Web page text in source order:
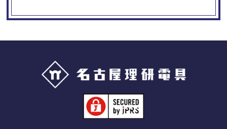
Googleアナリティクスの使用につい
当サイトでは、より良いサービスの提供、またユーザビリ
ティの向上のため、Googleアナリティクスを使用し、当サ
イトの利用状況などのデータ収集及び解析を行っておりま
す。その際、「Cookie」を通じて、Googleがお客様のIPア
ドレスなどの情報を収集する場合がありますが、
「Cookie」で収集される情報は個人を特定できるものでは